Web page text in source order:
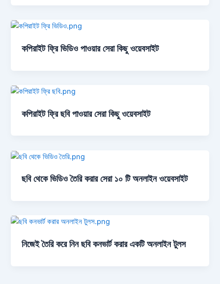
কপিরাইট ফ্রি ভিডিও পাওয়ার সেরা কিছু ওয়েবসাইট
কপিরাইট ফ্রি ছবি পাওয়ার সেরা কিছু ওয়েবসাইট
ছবি থেকে ভিডিও তৈরি করার সেরা ১০ টি অনলাইন ওয়েবসাইট
নিজেই তৈরি করে নিন ছবি কনভার্ট করার একটি অনলাইন টুলস